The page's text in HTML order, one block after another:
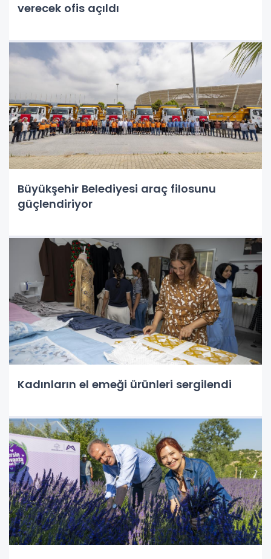
verecek ofis açıldı
Büyükşehir Belediyesi araç filosunu
güçlendiriyor
Kadınların el emeği ürünleri sergilendi